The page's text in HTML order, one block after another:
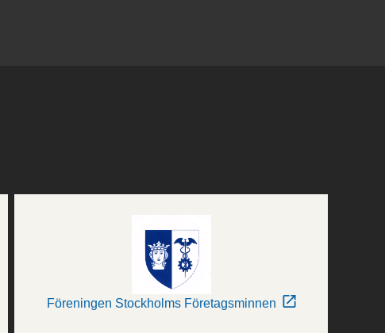
Föreningen Stockholms Företagsminnen